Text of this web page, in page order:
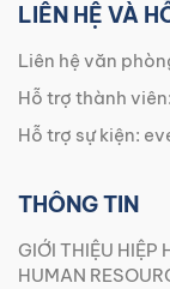
LIÊN HỆ VÀ
Liên hệ văn
Hỗ trợ thành viên:
Hỗ trợ sự kiện:
THÔNG TIN
GIỚI THIỆU HIỆP
HUMAN